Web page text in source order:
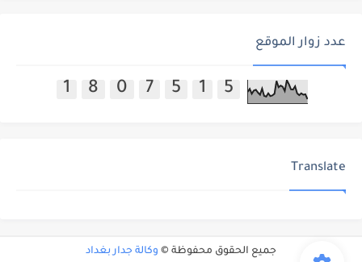
عدد زوار الموقع
1 8 0 7 5 1 5
Translate
جميع الحقوق محفوظة © وكالة جدار بغداد